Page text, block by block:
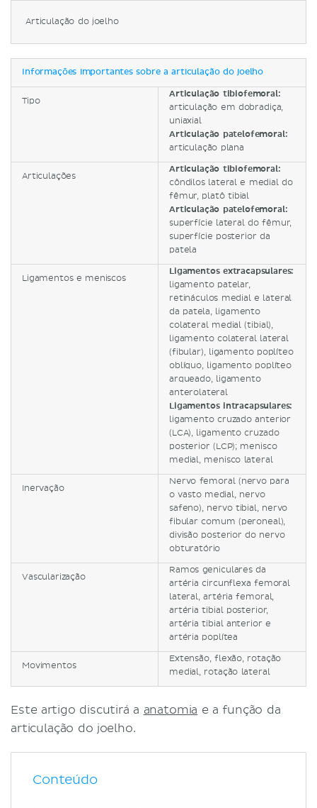
Articulação do joelho
Informações importantes sobre a articulação do joelho
Tipo
Articulação tibiofemoral:
articulação em dobradiça,
uniaxial
Articulação patelofemoral:
articulação plana
Articulações
Articulação tibiofemoral:
côndilos lateral e medial do
fêmur, platô tibial
Articulação patelofemoral:
superfície lateral do fêmur,
superfície posterior da
patela
Ligamentos e meniscos
Ligamentos extracapsulares:
ligamento patelar,
retináculos medial e lateral
da patela, ligamento
colateral medial (tibial),
ligamento colateral lateral
(fibular), ligamento poplíteo
oblíquo, ligamento poplíteo
arqueado, ligamento
anterolateral
Ligamentos intracapsulares:
ligamento cruzado anterior
(LCA), ligamento cruzado
posterior (LCP); menisco
medial, menisco lateral
Inervação
Nervo femoral (nervo para
o vasto medial, nervo
safeno), nervo tibial, nervo
fibular comum (peroneal),
divisão posterior do nervo
obturatório
Vascularização
Ramos geniculares da
artéria circunflexa femoral
lateral, artéria femoral,
artéria tibial posterior,
artéria tibial anterior e
artéria poplítea
Movimentos
Extensão, flexão, rotação
medial, rotação lateral
Este artigo discutirá a anatomia e a função da
articulação do joelho.
Conteúdo